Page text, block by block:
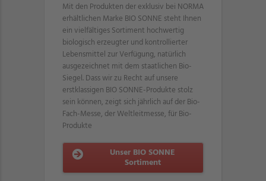
Mit den Produkten der exklusiv bei NORMA
erhältlichen Marke BIO SONNE steht Ihnen
ein vielfältiges Sortiment hochwertig
biologisch erzeugter und kontrollierter
Lebensmittel zur Verfügung, natürlich
ausgezeichnet mit dem staatlichen Bio-
Siegel. Dass wir zu Recht auf unsere
erstklassigen BIO SONNE-Produkte stolz
sein können, zeigt sich jährlich auf der Bio-
Fach-Messe, der Weltleitmesse, für Bio-
Produkte
Unser BIO SONNE
Sortiment